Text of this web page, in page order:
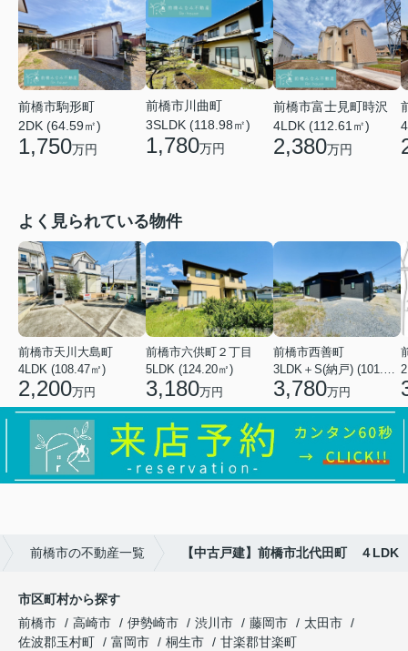
前橋市駒形町
2DK (64.59㎡)
1,750万円
前橋市川曲町
3SLDK (118.98㎡)
1,780万円
前橋市富士見町時沢
4LDK (112.61㎡)
2,380万円
よく見られている物件
前橋市天川大島町
4LDK (108.47㎡)
2,200万円
前橋市六供町２丁目
5LDK (124.20㎡)
3,180万円
前橋市西善町
3,780万円
前橋市の不動産一覧 【中古戸建】前橋市北代田町 ４LDK
市区町村から探す
前橋市
高崎市 伊勢崎市 渋川市 藤岡市
太田市
佐波郡玉村町
富岡市 桐生市
甘楽郡甘楽町